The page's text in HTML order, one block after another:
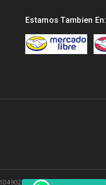
Estamos Tambien En: